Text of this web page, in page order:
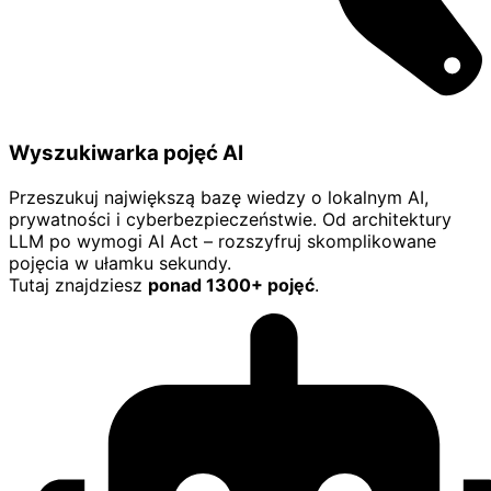
Wyszukiwarka pojęć AI
Przeszukuj największą bazę wiedzy o lokalnym AI,
prywatności i cyberbezpieczeństwie. Od architektury
LLM po wymogi AI Act – rozszyfruj skomplikowane
pojęcia w ułamku sekundy.
Tutaj znajdziesz ponad 1300+ pojęć.